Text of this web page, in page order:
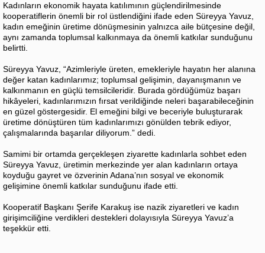
Kadınların ekonomik hayata katılımının güçlendirilmesinde
kooperatiflerin önemli bir rol üstlendiğini ifade eden Süreyya Yavuz,
kadın emeğinin üretime dönüşmesinin yalnızca aile bütçesine değil,
aynı zamanda toplumsal kalkınmaya da önemli katkılar sunduğunu
belirtti.
Süreyya Yavuz, “Azimleriyle üreten, emekleriyle hayatın her alanına
değer katan kadınlarımız; toplumsal gelişimin, dayanışmanın ve
kalkınmanın en güçlü temsilcileridir. Burada gördüğümüz başarı
hikâyeleri, kadınlarımızın fırsat verildiğinde neleri başarabileceğinin
en güzel göstergesidir. El emeğini bilgi ve beceriyle buluşturarak
üretime dönüştüren tüm kadınlarımızı gönülden tebrik ediyor,
çalışmalarında başarılar diliyorum.” dedi.
Samimi bir ortamda gerçekleşen ziyarette kadınlarla sohbet eden
Süreyya Yavuz, üretimin merkezinde yer alan kadınların ortaya
koyduğu gayret ve özverinin Adana’nın sosyal ve ekonomik
gelişimine önemli katkılar sunduğunu ifade etti.
Kooperatif Başkanı Şerife Karakuş ise nazik ziyaretleri ve kadın
girişimciliğine verdikleri destekleri dolayısıyla Süreyya Yavuz’a
teşekkür etti.